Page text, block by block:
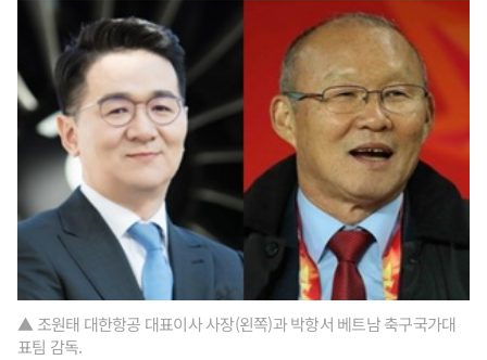
▲ 조원태 대한항공 대표이사 사장(왼쪽)과 박항서 베트남 축구국가대
표팀 감독.